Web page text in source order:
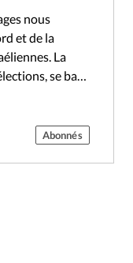
nous
et de la
La
se bat
Abonnés